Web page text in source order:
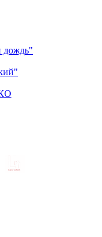
дождь"